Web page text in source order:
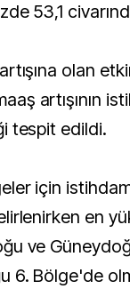
53,1
olan
artışının
tespit edildi.
için
en
ve
6. Bölge'de